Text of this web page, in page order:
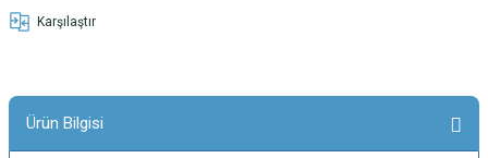
Karşılaştır
Ürün Bilgisi